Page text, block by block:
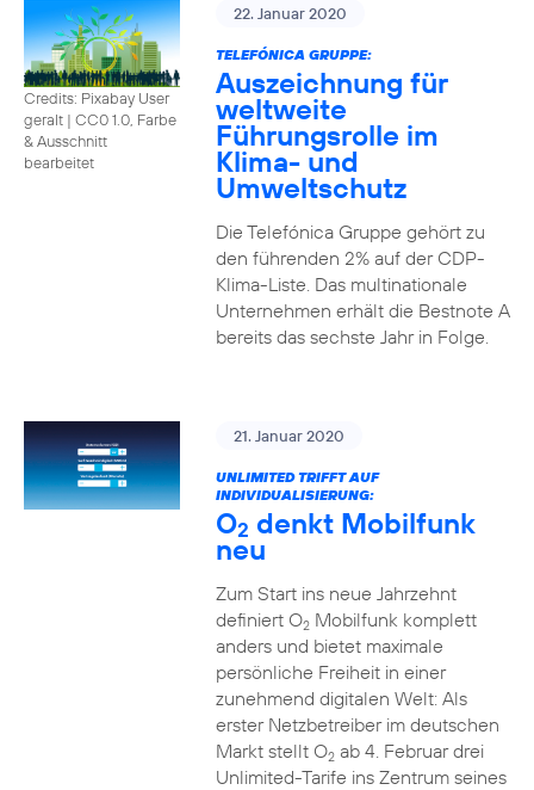
Credits: Pixabay User
geralt | CC0 1.0, Farbe
& Ausschnitt
bearbeitet
22. Januar 2020
TELEFÓNICA GRUPPE:
Auszeichnung für
weltweite
Führungsrolle im
Klima- und
Umweltschutz
Die Telefónica Gruppe gehört zu
den führenden 2% auf der CDP-
Klima-Liste. Das multinationale
Unternehmen erhält die Bestnote A
bereits das sechste Jahr in Folge.
21. Januar 2020
UNLIMITED TRIFFT AUF
INDIVIDUALISIERUNG:
O2 denkt Mobilfunk
neu
Zum Start ins neue Jahrzehnt
definiert O2Mobilfunk komplett
anders und bietet maximale
persönliche Freiheit in einer
zunehmend digitalen Welt: Als
erster Netzbetreiber im deutschen
Markt stellt O2ab 4. Februar drei
Unlimited-Tarife ins Zentrum seines